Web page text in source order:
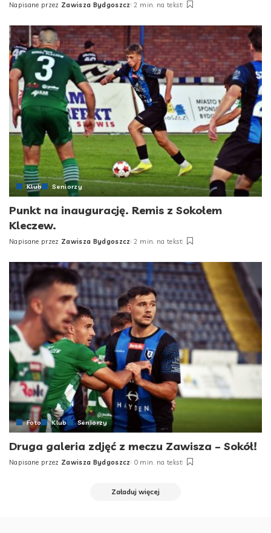
Posted
Napisane przez Zawisza Bydgoszcz 2 min. na tekst
Klub Seniorzy
Punkt na inaugurację. Remis z Sokołem
Kleczew.
Posted
Napisane przez Zawisza Bydgoszcz 2 min. na tekst
Foto Klub Seniorzy
Druga galeria zdjęć z meczu Zawisza – Sokół!
Posted
Napisane przez Zawisza Bydgoszcz 0 min. na tekst
Załaduj więcej